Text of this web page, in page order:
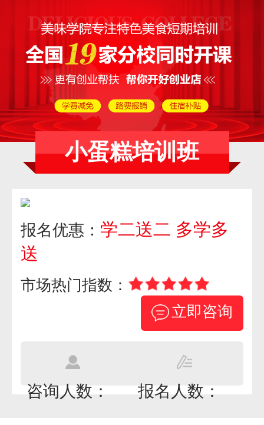
小蛋糕培训班
报名优惠： 学二送二 多学多
送
市场热门指数：
立即咨询
咨询人数： 报名人数：